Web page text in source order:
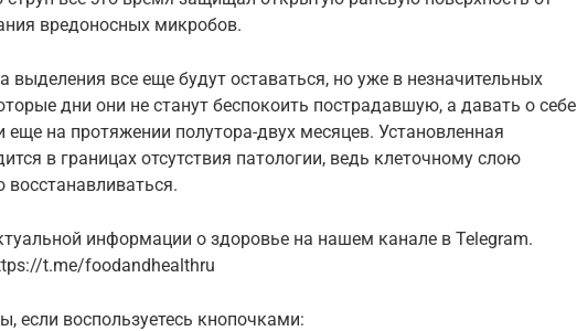
вредоносных микробов.
выделения все еще будут оставаться, но уже в незначительных
дни они не станут беспокоить пострадавшую, а давать о себе
еще на протяжении полутора-двух месяцев. Установленная
в границах отсутствия патологии, ведь клеточному слою
восстанавливаться.
информации о здоровье на нашем канале в Telegram.
t.me/foodandhealthru
если воспользуетесь кнопочками: